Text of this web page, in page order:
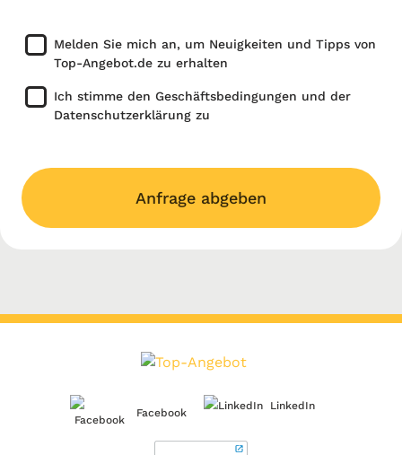
Melden Sie mich an, um Neuigkeiten und Tipps von
Top-Angebot.de zu erhalten
Ich stimme den Geschäftsbedingungen und der
Datenschutzerklärung zu
Anfrage abgeben
Facebook
LinkedIn